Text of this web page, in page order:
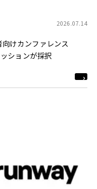
2026.07.14
けカンファレンス
ションが採択